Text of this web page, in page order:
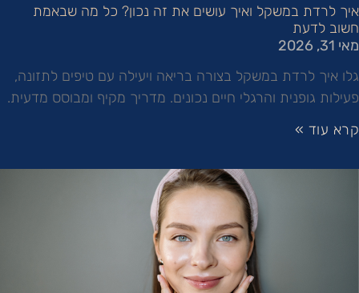
איך לרדת במשקל ואיך עושים את זה נכון? כל מה שבאמת
חשוב לדעת
מאי 31, 2026
גלו איך לרדת במשקל בצורה בריאה ויעילה עם טיפים לתזונה,
פעילות גופנית והרגלי חיים נכונים. מדריך מקיף ומבוסס מדעית.
קרא עוד »